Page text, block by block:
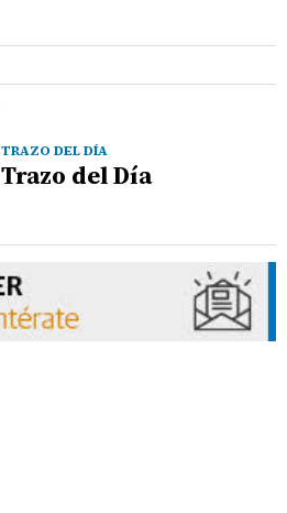
TRAZO DEL DÍA
Trazo del Día